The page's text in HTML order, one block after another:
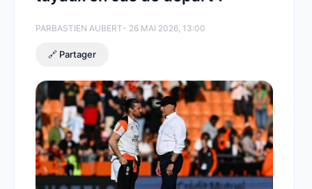
PARBASTIEN AUBERT- 26 MAI 2026, 13:00
🔗 Partager